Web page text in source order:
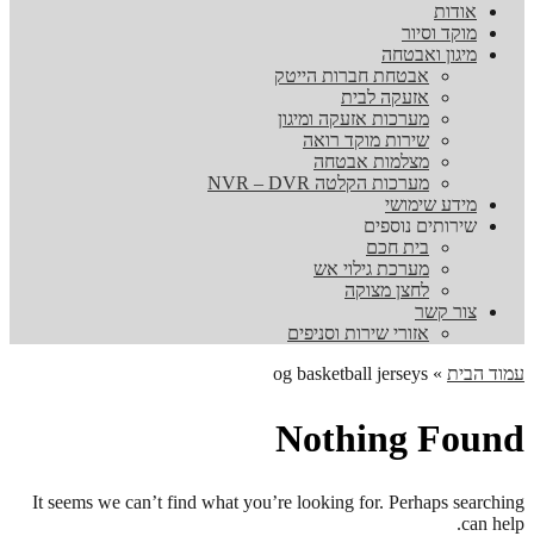
אודות
מוקד וסיור
מיגון ואבטחה
אבטחת חברות הייטק
אזעקה לבית
מערכות אזעקה ומיגון
שירות מוקד רואה
מצלמות אבטחה
מערכות הקלטה NVR – DVR
מידע שימושי
שירותים נוספים
בית חכם
מערכת גילוי אש
לחצן מצוקה
צור קשר
אזורי שירות וסניפים
עמוד הבית »
og basketball jerseys
Nothing Found
It seems we can’t find what you’re looking for. Perhaps searching
can help.